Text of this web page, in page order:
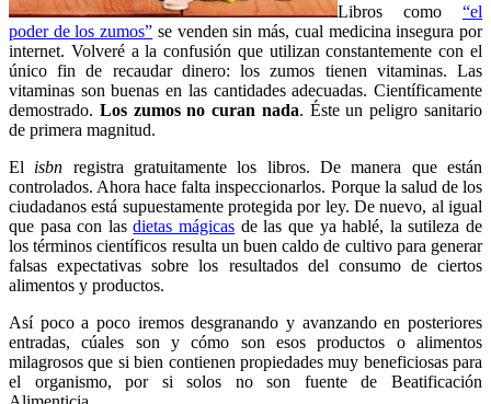
Libros como “el
poder de los zumos” se venden sin más, cual medicina insegura por
internet. Volveré a la confusión que utilizan constantemente con el
único fin de recaudar dinero: los zumos tienen vitaminas. Las
vitaminas son buenas en las cantidades adecuadas. Científicamente
demostrado. Los zumos no curan nada. Éste un peligro sanitario
de primera magnitud.
El isbn registra gratuitamente los libros. De manera que están
controlados. Ahora hace falta inspeccionarlos. Porque la salud de los
ciudadanos está supuestamente protegida por ley. De nuevo, al igual
que pasa con lasdietas mágicas de las que ya hablé, la sutileza de
los términos científicos resulta un buen caldo de cultivo para generar
falsas expectativas sobre los resultados del consumo de ciertos
alimentos y productos.
Así poco a poco iremos desgranando y avanzando en posteriores
entradas, cúales son y cómo son esos productos o alimentos
milagrosos que si bien contienen propiedades muy beneficiosas para
el organismo, por si solos no son fuente de Beatificación